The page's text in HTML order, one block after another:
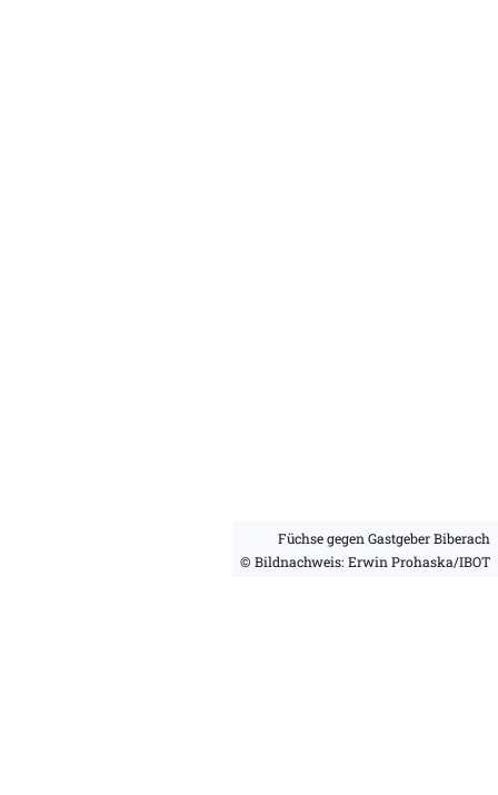
Füchse gegen Gastgeber Biberach
© Bildnachweis: Erwin Prohaska/IBOT